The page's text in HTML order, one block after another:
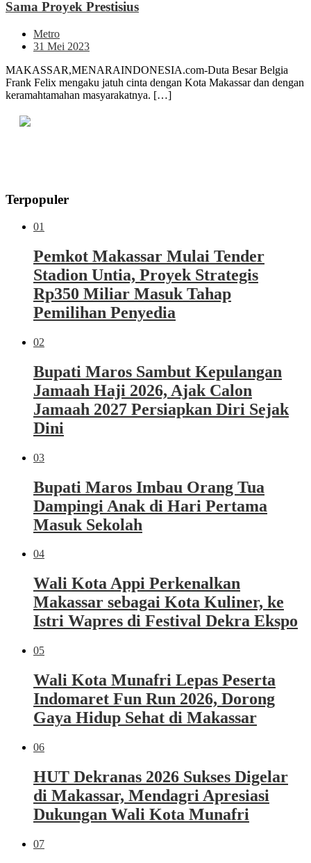
Sama Proyek Prestisius
Metro
31 Mei 2023
MAKASSAR,MENARAINDONESIA.com-Duta Besar Belgia
Frank Felix mengaku jatuh cinta dengan Kota Makassar dan dengan
keramahtamahan masyarakatnya. […]
Terpopuler
01
Pemkot Makassar Mulai Tender
Stadion Untia, Proyek Strategis
Rp350 Miliar Masuk Tahap
Pemilihan Penyedia
02
Bupati Maros Sambut Kepulangan
Jamaah Haji 2026, Ajak Calon
Jamaah 2027 Persiapkan Diri Sejak
Dini
03
Bupati Maros Imbau Orang Tua
Dampingi Anak di Hari Pertama
Masuk Sekolah
04
Wali Kota Appi Perkenalkan
Makassar sebagai Kota Kuliner, ke
Istri Wapres di Festival Dekra Ekspo
05
Wali Kota Munafri Lepas Peserta
Indomaret Fun Run 2026, Dorong
Gaya Hidup Sehat di Makassar
06
HUT Dekranas 2026 Sukses Digelar
di Makassar, Mendagri Apresiasi
Dukungan Wali Kota Munafri
07